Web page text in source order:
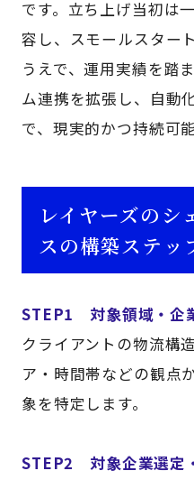
です。立ち上げ当初は
容し、スモールスター
うえで、運用実績を踏
ム連携を拡張し、自動
で、現実的かつ持続可
レイヤーズのシ
スの構築ステッ
STEP1 対象領域・企
クライアントの物流構
ア・時間帯などの観点
象を特定します。
STEP2 対象企業選定